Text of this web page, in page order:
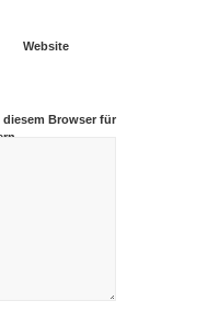
Website
diesem Browser für